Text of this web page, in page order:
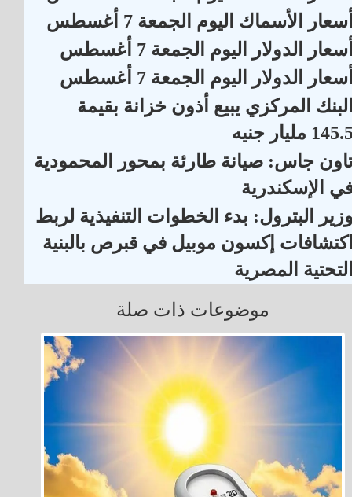
الأسماك اليوم الجمعة 7 أغسطس
الدولار اليوم الجمعة 7 أغسطس
الدولار اليوم الجمعة 7 أغسطس
المركزي يبيع أذون خزانة بقيمة
مليار جنيه
جاس: صيانة طارئة بمحور المحمودية
الإسكندرية
البترول: بدء الخطوات التنفيذية لربط
إكسون موبيل في قبرص بالبنية
المصرية
موضوعات ذات صلة